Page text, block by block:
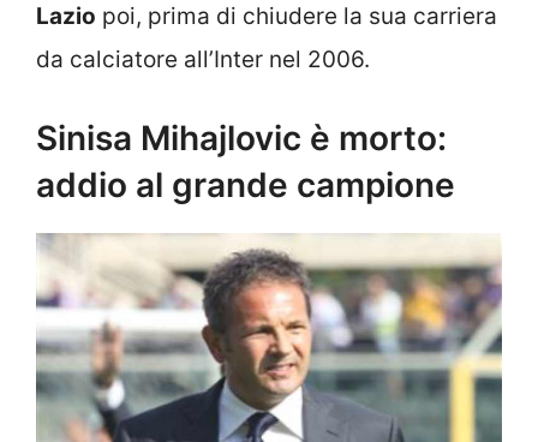
Lazio poi, prima di chiudere la sua carriera
da calciatore all’Inter nel 2006.
Sinisa Mihajlovic è morto:
addio al grande campione